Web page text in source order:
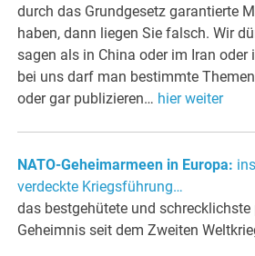
durch das Grundgesetz garantierte
haben, dann liegen Sie falsch. Wir
sagen als in China oder im Iran oder
bei uns darf man bestimmte
oder gar publizieren… hier weiter
NATO-Geheimarmeen in Europa:
verdeckte Kriegsführung…
das bestgehütete und
Geheimnis seit dem Zweiten